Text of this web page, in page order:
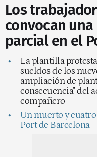
Los
convocan
parcial en el
La plantilla
sueldos de los
ampliación de
consecuencia" del
compañero
Un muerto y
Port de Barcelona